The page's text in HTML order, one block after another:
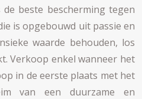
beste bescherming tegen
is opgebouwd uit passie en
waarde behouden, los
Verkoop enkel wanneer het
in de eerste plaats met het
van een duurzame en